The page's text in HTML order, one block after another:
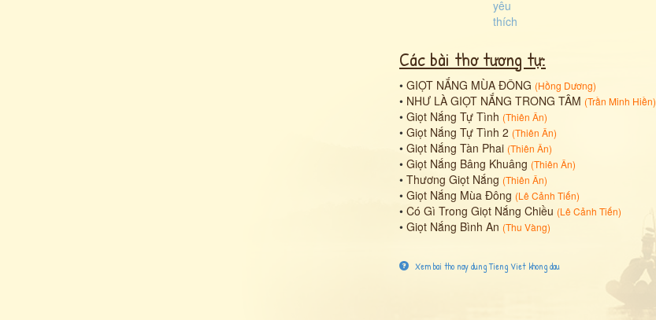
Các bài thơ tương tự:
• GIỌT NẮNG MÙA ĐÔNG (Hồng Dương)
• NHƯ LÀ GIỌT NẮNG TRONG TÂM (Trần Minh Hiền)
• Giọt Nắng Tự Tình (Thiên Ân)
• Giọt Nắng Tự Tình 2 (Thiên Ân)
• Giọt Nắng Tàn Phai (Thiên Ân)
• Giọt Nắng Bâng Khuâng (Thiên Ân)
• Thương Giọt Nắng (Thiên Ân)
• Giọt Nắng Mùa Đông (Lê Cảnh Tiến)
• Có Gì Trong Giọt Nắng Chiều (Lê Cảnh Tiến)
• Giọt Nắng Bình An (Thu Vàng)
Xem bai tho nay dung Tieng Viet khong dau